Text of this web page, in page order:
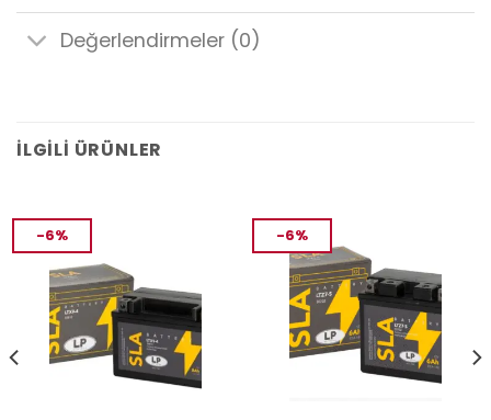
Değerlendirmeler (0)
İLGILI ÜRÜNLER
-6% -6%